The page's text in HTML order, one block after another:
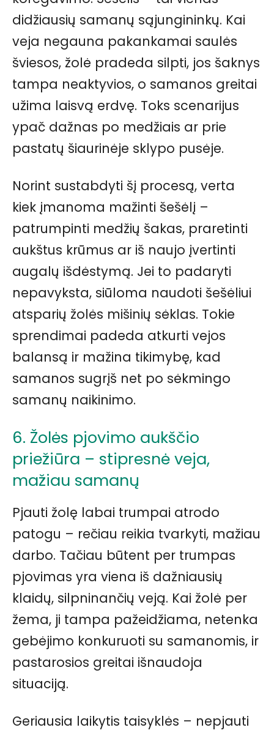
didžiausių samanų sąjungininkų. Kai
veja negauna pakankamai saulės
šviesos, žolė pradeda silpti, jos šaknys
tampa neaktyvios, o samanos greitai
užima laisvą erdvę. Toks scenarijus
ypač dažnas po medžiais ar prie
pastatų šiaurinėje sklypo pusėje.
Norint sustabdyti šį procesą, verta
kiek įmanoma mažinti šešėlį –
patrumpinti medžių šakas, praretinti
aukštus krūmus ar iš naujo įvertinti
augalų išdėstymą. Jei to padaryti
nepavyksta, siūloma naudoti šešėliui
atsparių žolės mišinių sėklas. Tokie
sprendimai padeda atkurti vejos
balansą ir mažina tikimybę, kad
samanos sugrįš net po sėkmingo
samanų naikinimo.
6. Žolės pjovimo aukščio
priežiūra – stipresnė veja,
mažiau samanų
Pjauti žolę labai trumpai atrodo
patogu – rečiau reikia tvarkyti, mažiau
darbo. Tačiau būtent per trumpas
pjovimas yra viena iš dažniausių
klaidų, silpninančių veją. Kai žolė per
žema, ji tampa pažeidžiama, netenka
gebėjimo konkuruoti su samanomis, ir
pastarosios greitai išnaudoja
situaciją.
Geriausia laikytis taisyklės – nepjauti